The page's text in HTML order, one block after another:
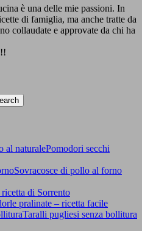
è una delle mie passioni. In
di famiglia, ma anche tratte da
collaudate e approvate da chi ha
Pomodori secchi
Sovracosce di pollo al forno
di Sorrento
pralinate – ricetta facile
Taralli pugliesi senza bollitura